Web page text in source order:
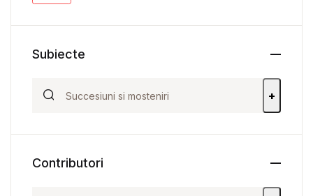
Subiecte
+
Contributori